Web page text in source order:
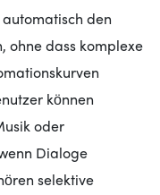
den
ohne dass komplexe
können
oder
Dialoge
selektive